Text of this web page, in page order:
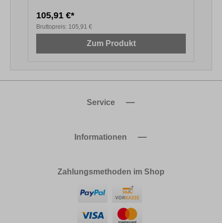
105,91 €*
Bruttopreis: 105,91 €
Zum Produkt
Service
Informationen
Zahlungsmethoden im Shop